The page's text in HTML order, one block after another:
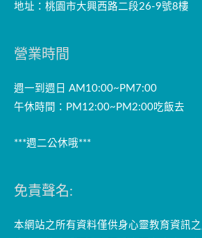
地址：桃園市大興西路二段26-9號8樓
營業時間
週一到週日 AM10:00~PM7:00
午休時間：PM12:00~PM2:00吃飯去
***週二公休哦***
免責聲名:
本網站之所有資料僅供身心靈教育資訊